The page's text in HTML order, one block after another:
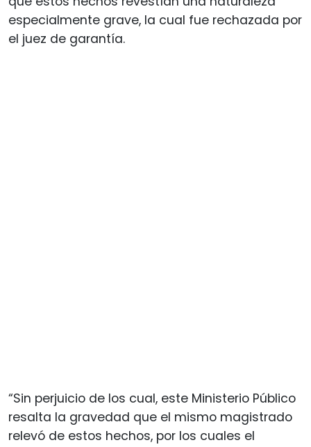
especialmente grave, la cual fue rechazada por
el juez de garantía.
“Sin perjuicio de los cual, este Ministerio Público
resalta la gravedad que el mismo magistrado
relevó de estos hechos, por los cuales el